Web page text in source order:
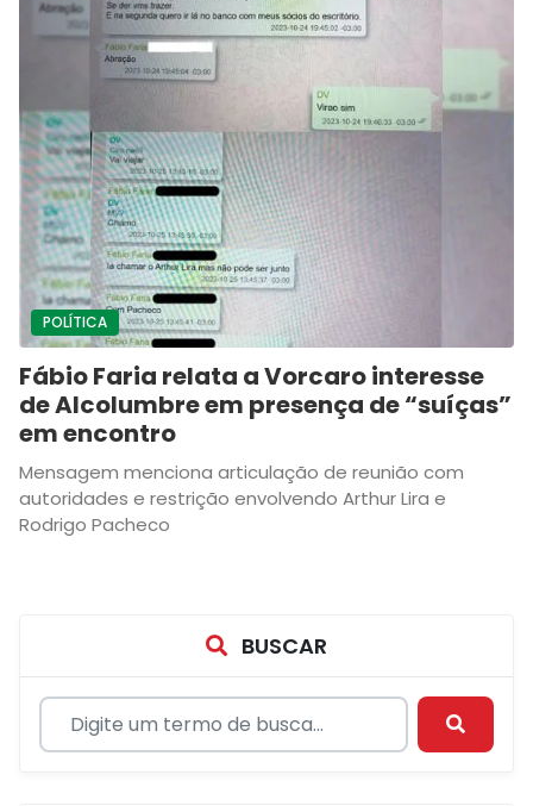
POLÍTICA
Fábio Faria relata a Vorcaro interesse
de Alcolumbre em presença de “suíças”
em encontro
Mensagem menciona articulação de reunião com
autoridades e restrição envolvendo Arthur Lira e
Rodrigo Pacheco
BUSCAR